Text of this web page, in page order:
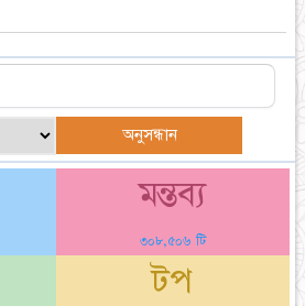
মন্তব্য
৩০৮,৫০৬ টি
টপ